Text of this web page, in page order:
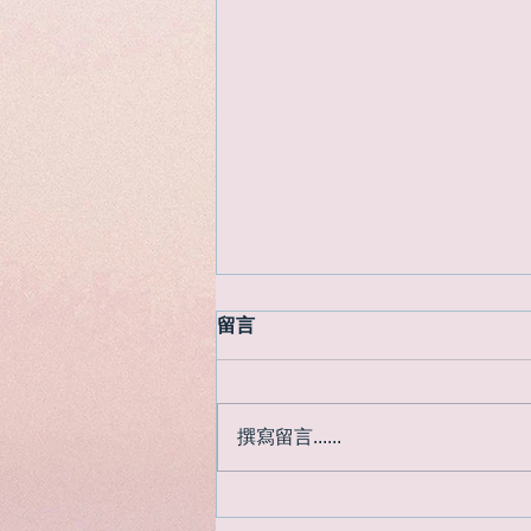
遲來了的日本紅葉季節
留言
撰寫留言......